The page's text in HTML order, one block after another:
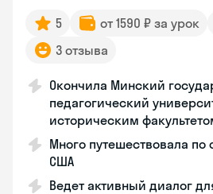
5 от 1590 ₽ за урок
3 отзыва
Окончила Минский
педагогический
историческим
Много путешествовала по
США
Ведет активный диалог